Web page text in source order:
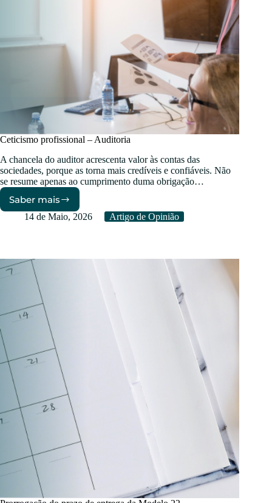
Ceticismo profissional – Auditoria
A chancela do auditor acrescenta valor às contas das
sociedades, porque as torna mais credíveis e confiáveis. Não
se resume apenas ao cumprimento duma obrigação…
Saber maisCeticismo
profissional
14 de Maio, 2026 Artigo de Opinião